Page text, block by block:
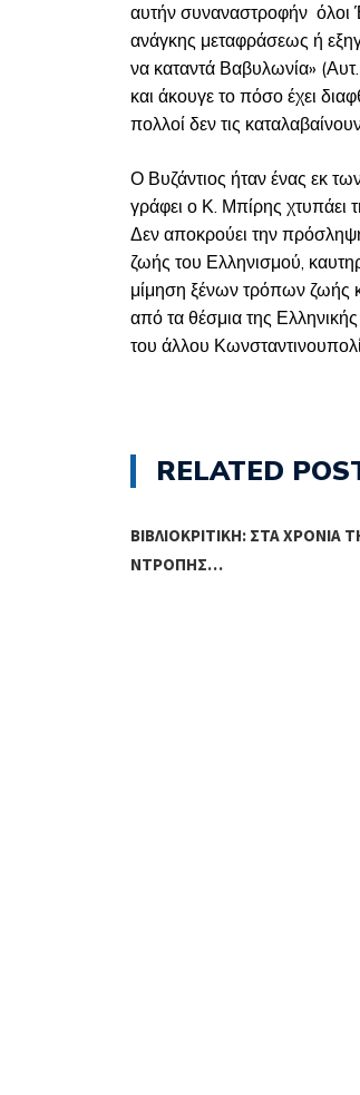
αυτήν συναναστροφήν όλοι
ανάγκης μεταφράσεως ή
να καταντά Βαβυλωνία»
και άκουγε το πόσο έχει
πολλοί δεν τις
Ο Βυζάντιος ήταν ένας εκ
γράφει ο Κ. Μπίρης χτυπάει
Δεν αποκρούει την
ζωής του Ελληνισμού,
μίμηση ξένων τρόπων ζωής
από τα θέσμια της
του άλλου
RELATED
ΒΙΒΛΙΟΚΡΙΤΙΚΉ: ΣΤΑ ΧΡΌΝΙΑ
ΝΤΡΟΠΉΣ…